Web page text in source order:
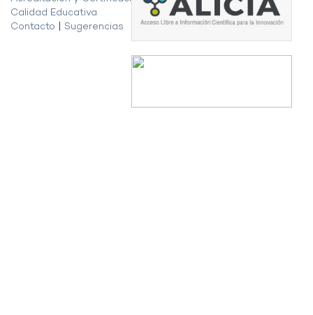
Calidad Educativa
Contacto
Sugerencias